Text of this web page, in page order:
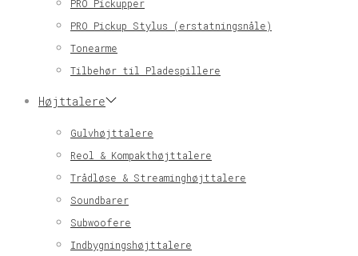
PRO Pickupper
PRO Pickup Stylus (erstatningsnåle)
Tonearme
Tilbehør til Pladespillere
Højttalere
Gulvhøjttalere
Reol & Kompakthøjttalere
Trådløse & Streaminghøjttalere
Soundbarer
Subwoofere
Indbygningshøjttalere